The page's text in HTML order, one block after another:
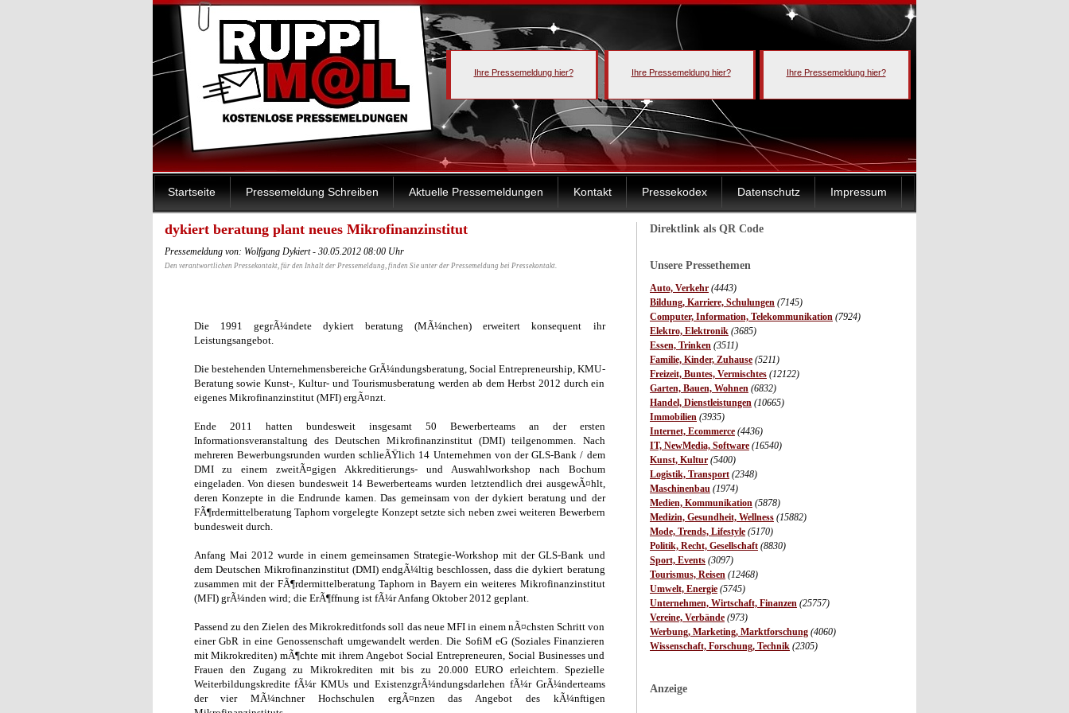
Ihre Pressemeldung hier? Ihre Pressemeldung hier? Ihre Pressemeldung hier?
Startseite Pressemeldung Schreiben Aktuelle Pressemeldungen Kontakt Pressekodex Datenschutz Impressum
Direktlink als QR Code
Unsere Pressethemen
Auto, Verkehr (4443)
Bildung, Karriere, Schulungen (7145)
Computer, Information, Telekommunikation (7924)
Elektro, Elektronik (3685)
Essen, Trinken (3511)
Familie, Kinder, Zuhause (5211)
Freizeit, Buntes, Vermischtes (12122)
Garten, Bauen, Wohnen (6832)
Handel, Dienstleistungen (10665)
Immobilien (3935)
Internet, Ecommerce (4436)
IT, NewMedia, Software (16540)
Kunst, Kultur (5400)
Logistik, Transport (2348)
Maschinenbau (1974)
Medien, Kommunikation (5878)
Medizin, Gesundheit, Wellness (15882)
Mode, Trends, Lifestyle (5170)
Politik, Recht, Gesellschaft (8830)
Sport, Events (3097)
Tourismus, Reisen (12468)
Umwelt, Energie (5745)
Unternehmen, Wirtschaft, Finanzen (25757)
Vereine, Verbände (973)
Werbung, Marketing, Marktforschung (4060)
Wissenschaft, Forschung, Technik (2305)
Anzeige
dykiert beratung plant neues Mikrofinanzinstitut
Pressemeldung von: Wolfgang Dykiert - 30.05.2012 08:00 Uhr
Den verantwortlichen Pressekontakt, für den Inhalt der Pressemeldung, finden Sie unter der Pressemeldung bei Pressekontakt.
Die 1991 gegrÃ¼ndete dykiert beratung (MÃ¼nchen) erweitert konsequent ihr
Leistungsangebot.
Die bestehenden Unternehmensbereiche GrÃ¼ndungsberatung, Social Entrepreneurship, KMU-
Beratung sowie Kunst-, Kultur- und Tourismusberatung werden ab dem Herbst 2012 durch ein
eigenes Mikrofinanzinstitut (MFI) ergÃ¤nzt.
Ende 2011 hatten bundesweit insgesamt 50 Bewerberteams an der ersten
Informationsveranstaltung des Deutschen Mikrofinanzinstitut (DMI) teilgenommen. Nach
mehreren Bewerbungsrunden wurden schlieÃŸlich 14 Unternehmen von der GLS-Bank / dem
DMI zu einem zweitÃ¤gigen Akkreditierungs- und Auswahlworkshop nach Bochum
eingeladen. Von diesen bundesweit 14 Bewerberteams wurden letztendlich drei ausgewÃ¤hlt,
deren Konzepte in die Endrunde kamen. Das gemeinsam von der dykiert beratung und der
FÃ¶rdermittelberatung Taphorn vorgelegte Konzept setzte sich neben zwei weiteren Bewerbern
bundesweit durch.
Anfang Mai 2012 wurde in einem gemeinsamen Strategie-Workshop mit der GLS-Bank und
dem Deutschen Mikrofinanzinstitut (DMI) endgÃ¼ltig beschlossen, dass die dykiert beratung
zusammen mit der FÃ¶rdermittelberatung Taphorn in Bayern ein weiteres Mikrofinanzinstitut
(MFI) grÃ¼nden wird; die ErÃ¶ffnung ist fÃ¼r Anfang Oktober 2012 geplant.
Passend zu den Zielen des Mikrokreditfonds soll das neue MFI in einem nÃ¤chsten Schritt von
einer GbR in eine Genossenschaft umgewandelt werden. Die SofiM eG (Soziales Finanzieren
mit Mikrokrediten) mÃ¶chte mit ihrem Angebot Social Entrepreneuren, Social Businesses und
Frauen den Zugang zu Mikrokrediten mit bis zu 20.000 EURO erleichtern. Spezielle
Weiterbildungskredite fÃ¼r KMUs und ExistenzgrÃ¼ndungsdarlehen fÃ¼r GrÃ¼nderteams
der vier MÃ¼nchner Hochschulen ergÃ¤nzen das Angebot des kÃ¼nftigen